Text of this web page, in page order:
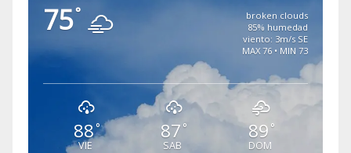
75°
broken clouds
85% humedad
viento: 3m/s SE
MAX 76 • MIN 73
88 °
VIE
87 °
SAB
89 °
DOM